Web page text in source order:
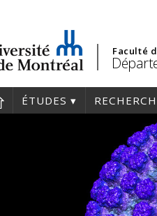
Faculté
ÉTUDES